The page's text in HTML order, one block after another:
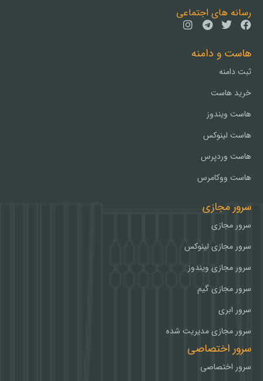
رسانه های اجتماعی
هاست و دامنه
ثبت دامنه
خرید هاست
هاست ویندوز
هاست لینوکس
هاست وردپرس
هاست ووکامرس
سرور مجازی
سرور مجازی
سرور مجازی لینوکس
سرور مجازی ویندوز
سرور مجازی گیم
سرور ابری
سرور مجازی مدیریت شده
سرور اختصاصی
سرور اختصاصی